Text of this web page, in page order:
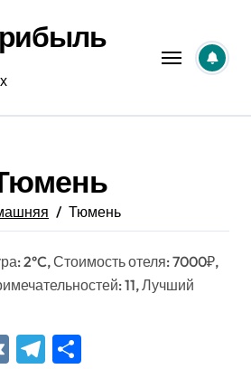
Тюмень
2°C, Стоимость отеля: 7000₽,
11, Лучший
VK Telegram